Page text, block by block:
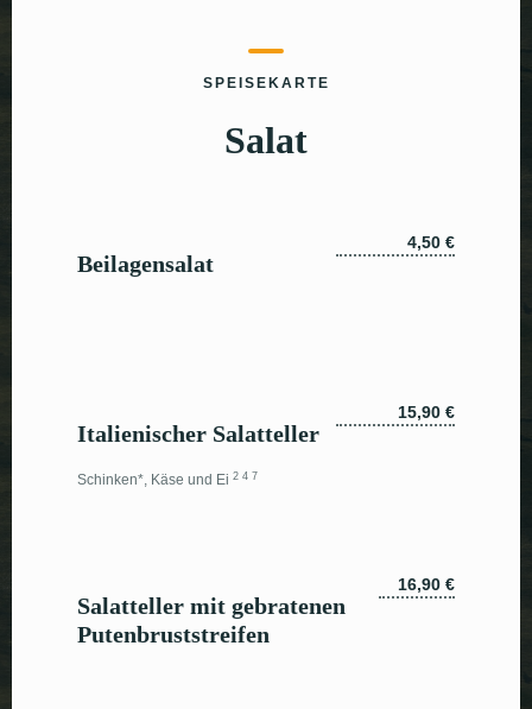
SPEISEKARTE
Salat
Beilagensalat
4,50 €
Italienischer Salatteller
Schinken*, Käse und Ei 2 4 7
15,90 €
Salatteller mit gebratenen
Putenbruststreifen
16,90 €